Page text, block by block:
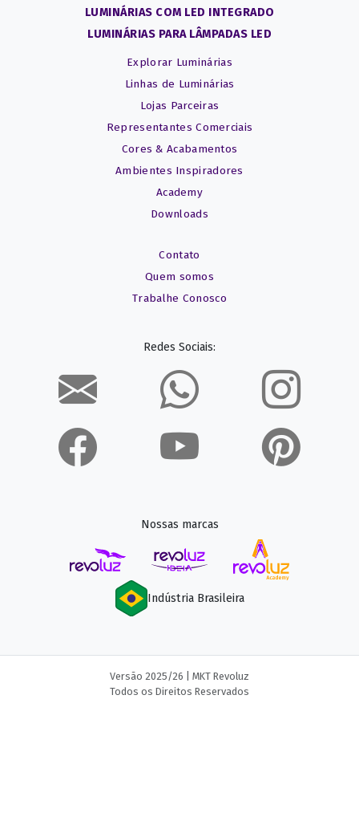
LUMINÁRIAS COM LED INTEGRADO
LUMINÁRIAS PARA LÂMPADAS LED
Explorar Luminárias
Linhas de Luminárias
Lojas Parceiras
Representantes Comerciais
Cores & Acabamentos
Ambientes Inspiradores
Academy
Downloads
Contato
Quem somos
Trabalhe Conosco
Redes Sociais:
Nossas marcas
Indústria Brasileira
Versão 2025/26 | MKT Revoluz
Todos os Direitos Reservados